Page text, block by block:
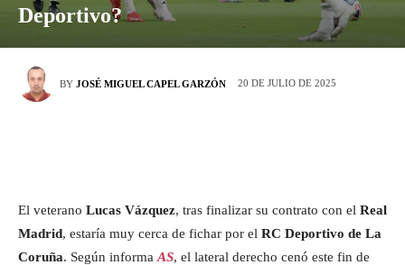
Deportivo?
BY JOSÉ MIGUEL CAPEL GARZÓN 20 DE JULIO DE 2025
El veterano Lucas Vázquez, tras finalizar su contrato con el Real
Madrid, estaría muy cerca de fichar por el RC Deportivo de La
Coruña. Según informa AS, el lateral derecho cenó este fin de